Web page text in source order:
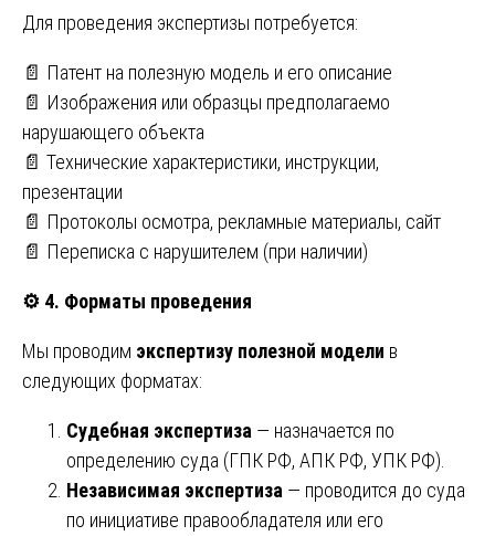
Для проведения экспертизы потребуется:
📄 Патент на полезную модель и его описание
📄 Изображения или образцы предполагаемо
нарушающего объекта
📄 Технические характеристики, инструкции,
презентации
📄 Протоколы осмотра, рекламные материалы, сайт
📄 Переписка с нарушителем (при наличии)
⚙️ 4. Форматы проведения
Мы проводим экспертизу полезной модели в
следующих форматах:
Судебная экспертиза — назначается по
определению суда (ГПК РФ, АПК РФ, УПК РФ).
Независимая экспертиза — проводится до суда
по инициативе правообладателя или его